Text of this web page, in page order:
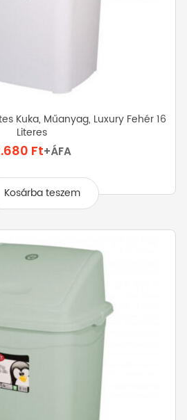
Kuka, Műanyag, Luxury Fehér 16
Literes
Ft+ÁFA
Kosárba teszem